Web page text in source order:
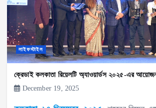
লাইফস্টাইল
ক্রেডাই কলকাতা রিয়েলটি অ্যাওয়ার্ডস ২০২৫-এর
December 19, 2025